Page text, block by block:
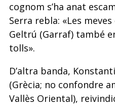
cognom s’ha anat
Serra rebla: «Les
Geltrú (Garraf) també
tolls».
D’altra banda,
(Grècia; no confondre
Vallès Oriental),